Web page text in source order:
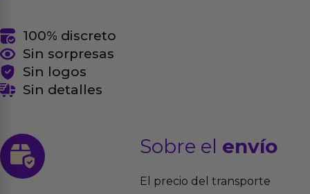
100% discreto
Sin sorpresas
Sin logos
Sin detalles
Sobre el envío
El precio del transporte